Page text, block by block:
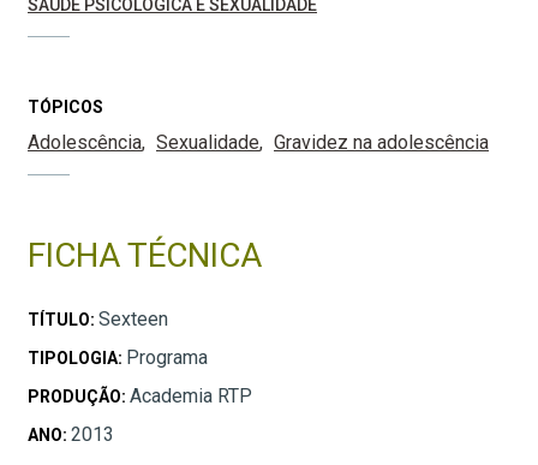
SAÚDE PSICOLÓGICA E SEXUALIDADE
TÓPICOS
Adolescência Sexualidade Gravidez na adolescência
FICHA TÉCNICA
TÍTULO: Sexteen
TIPOLOGIA: Programa
PRODUÇÃO: Academia RTP
ANO: 2013